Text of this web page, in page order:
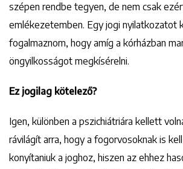
szépen rendbe tegyen, de nem csak
emlékezetemben. Egy jogi nyilatkozatot
fogalmaznom, hogy amíg a kórházban
öngyilkosságot megkísérelni.
Ez jogilag kötelező?
Igen, különben a pszichiátriára kellett
rávilágít arra, hogy a fogorvosoknak is
konyítaniuk a joghoz, hiszen az ehhez